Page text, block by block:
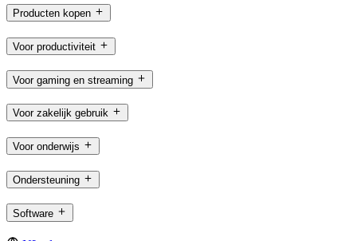
Producten kopen
Voor productiviteit
Voor gaming en streaming
Voor zakelijk gebruik
Voor onderwijs
Ondersteuning
Software